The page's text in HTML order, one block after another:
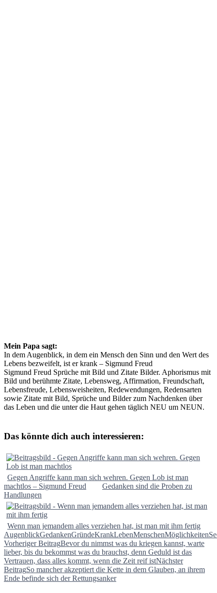
Mein Papa sagt:
In dem Augenblick, in dem ein Mensch den Sinn und den Wert des
Lebens bezweifelt, ist er krank – Sigmund Freud
Sigmund Freud Sprüche mit Bild und Zitate Bilder. Aphorismus mit
Bild und berühmte Zitate, Lebensweg, Affirmation, Freundschaft,
Lebensfreude, Lebensweisheiten, Redewendungen, Redensarten
sowie Zitate mit Bild, Sprüche und Bilder zum Nachdenken über
das Leben und die unter die Haut gehen täglich NEU um NEUN.
Das könnte dich auch interessieren:
Gegen Angriffe kann man sich wehren. Gegen Lob ist man
machtlos – Sigmund Freud
Gedanken sind die Proben zu
Handlungen
Wenn man jemandem alles verziehen hat, ist man mit ihm fertig
AugenblickGedankenGründeKrankLebenMenschenMöglichkeiten
Beitragsnavigation
Vorheriger BeitragBevor du nimmst was du kriegen kannst, warte
lieber, bis du bekommst was du brauchst, denn Geduld ist das
Vertrauen, dass alles kommt, wenn die Zeit reif istNächster
BeitragSo mancher akzeptiert die Kette in dem Glauben, an ihrem
Ende befinde sich der Rettungsanker